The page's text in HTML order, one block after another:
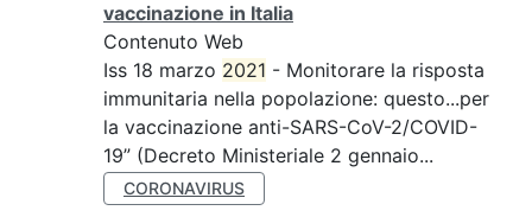
vaccinazione in Italia
Contenuto Web
Iss 18 marzo 2021 - Monitorare la risposta
immunitaria nella popolazione: questo...per
la vaccinazione anti-SARS-CoV-2/COVID-
19” (Decreto Ministeriale 2 gennaio...
CORONAVIRUS